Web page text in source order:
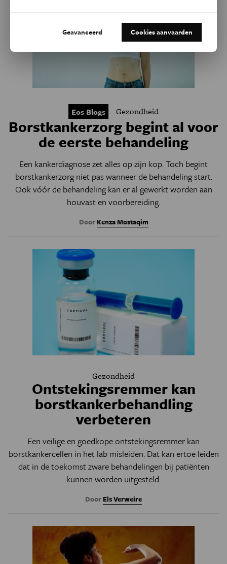
Eos Blogs Gezondheid
Borstkankerzorg begint al voor
de eerste behandeling
Een kankerdiagnose zet alles op zijn kop. Toch begint
borstkankerzorg niet pas wanneer de behandeling start.
Ook vóór de behandeling kan er al gewerkt worden aan
houvast en voorbereiding.
Door Kenza Mostaqim
Gezondheid
Ontstekingsremmer kan
borstkankerbehandling
verbeteren
Een veilige en goedkope ontstekingsremmer kan
borstkankercellen in het lab misleiden. Dat kan ertoe leiden
dat in de toekomst zware behandelingen bij patiënten
kunnen worden uitgesteld.
Door Els Verweire
Geavanceerd Cookies aanvaarden